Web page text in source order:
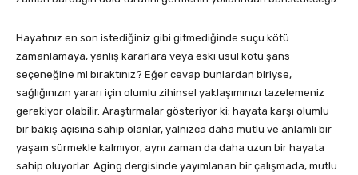
Hayatınız en son istediğiniz gibi gitmediğinde suçu kötü
zamanlamaya, yanlış kararlara veya eski usul kötü şans
seçeneğine mi bıraktınız? Eğer cevap bunlardan biriyse,
sağlığınızın yararı için olumlu zihinsel yaklaşımınızı tazelemeniz
gerekiyor olabilir. Araştırmalar gösteriyor ki; hayata karşı olumlu
bir bakış açısına sahip olanlar, yalnızca daha mutlu ve anlamlı bir
yaşam sürmekle kalmıyor, aynı zaman da daha uzun bir hayata
sahip oluyorlar. Aging dergisinde yayımlanan bir çalışmada, mutlu